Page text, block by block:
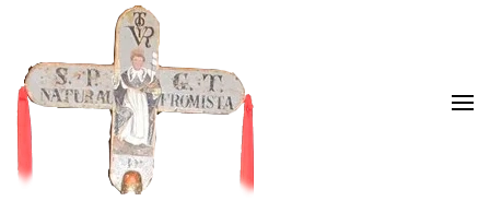
Skip to main content